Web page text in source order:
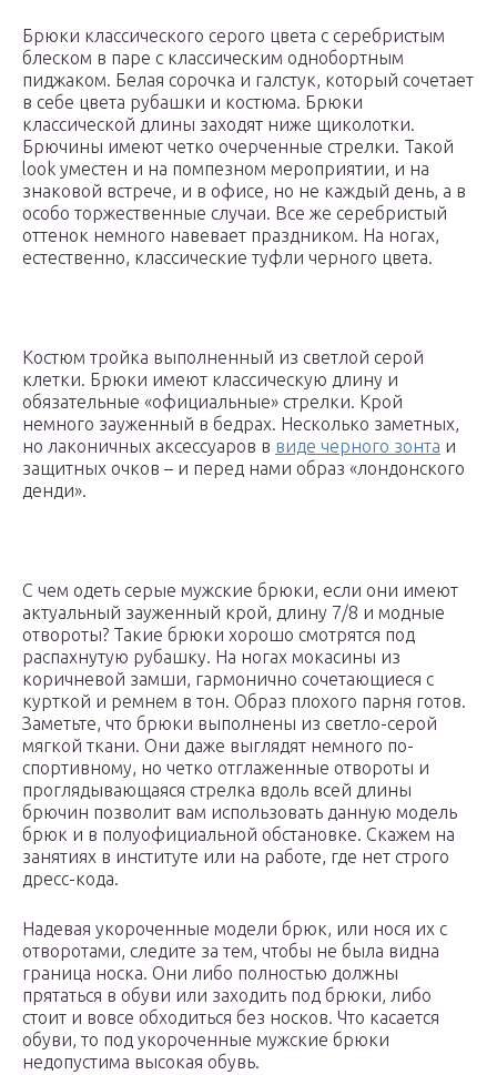
Брюки классического серого цвета с серебристым
блеском в паре с классическим однобортным
пиджаком. Белая сорочка и галстук, который сочетает
в себе цвета рубашки и костюма. Брюки
классической длины заходят ниже щиколотки.
Брючины имеют четко очерченные стрелки. Такой
look уместен и на помпезном мероприятии, и на
знаковой встрече, и в офисе, но не каждый день, а в
особо торжественные случаи. Все же серебристый
оттенок немного навевает праздником. На ногах,
естественно, классические туфли черного цвета.
Костюм тройка выполненный из светлой серой
клетки. Брюки имеют классическую длину и
обязательные «официальные» стрелки. Крой
немного зауженный в бедрах. Несколько заметных,
но лаконичных аксессуаров в виде черного зонта и
защитных очков – и перед нами образ «лондонского
денди».
С чем одеть серые мужские брюки, если они имеют
актуальный зауженный крой, длину 7/8 и модные
отвороты? Такие брюки хорошо смотрятся под
распахнутую рубашку. На ногах мокасины из
коричневой замши, гармонично сочетающиеся с
курткой и ремнем в тон. Образ плохого парня готов.
Заметьте, что брюки выполнены из светло-серой
мягкой ткани. Они даже выглядят немного по-
спортивному, но четко отглаженные отвороты и
проглядывающаяся стрелка вдоль всей длины
брючин позволит вам использовать данную модель
брюк и в полуофициальной обстановке. Скажем на
занятиях в институте или на работе, где нет строго
дресс-кода.
Надевая укороченные модели брюк, или нося их с
отворотами, следите за тем, чтобы не была видна
граница носка. Они либо полностью должны
прятаться в обуви или заходить под брюки, либо
стоит и вовсе обходиться без носков. Что касается
обуви, то под укороченные мужские брюки
недопустима высокая обувь.